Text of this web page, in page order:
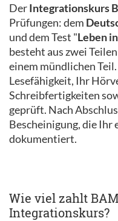
DerIntegrationskurs
Prüfungen: dem
und dem Test "Leben
besteht aus zwei
einem mündlichen
Lesefähigkeit, Ihr
Schreibfertigkeiten
geprüft. Nach
Bescheinigung, die Ihr
dokumentiert.
Wie viel zahlt
Integrationskurs?